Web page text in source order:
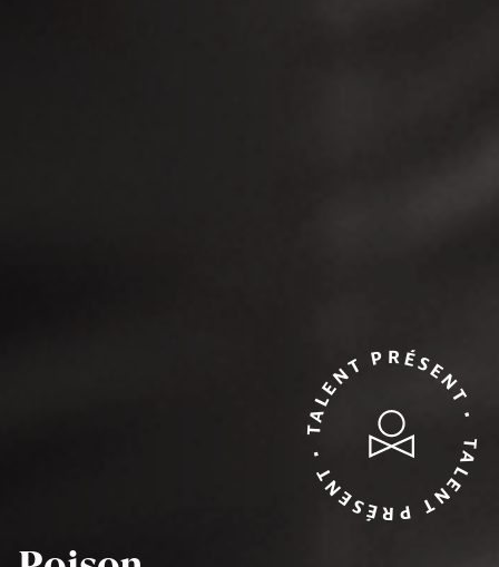
TALENT PRÉSENT • TALENT PRÉSENT •